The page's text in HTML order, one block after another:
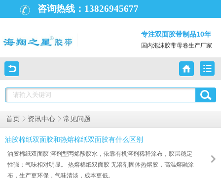
咨询热线： 13826945677
专注双面胶带制品10年
国内泡沫胶带母卷生产厂家
首页 资讯中心 常见问题
油胶棉纸双面胶和热熔棉纸双面胶有什么区别
油胶棉纸双面胶 溶剂型丙烯酸胶水，依靠有机溶剂稀释涂布，胶层稳定
性强；气味相对明显。 热熔棉纸双面胶 无溶剂固体热熔胶，高温熔融涂
布，生产更环保，气味清淡，成本更低。